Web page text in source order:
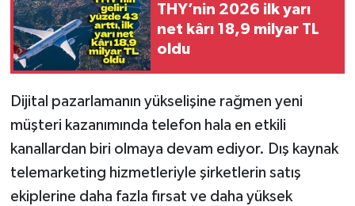
THY’nin 2026 ilk yarı
net kârı 18,9 milyar TL
oldu
Dijital pazarlamanın yükselişine rağmen yeni
müşteri kazanımında telefon hala en etkili
kanallardan biri olmaya devam ediyor. Dış kaynak
telemarketing hizmetleriyle şirketlerin satış
ekiplerine daha fazla fırsat ve daha yüksek